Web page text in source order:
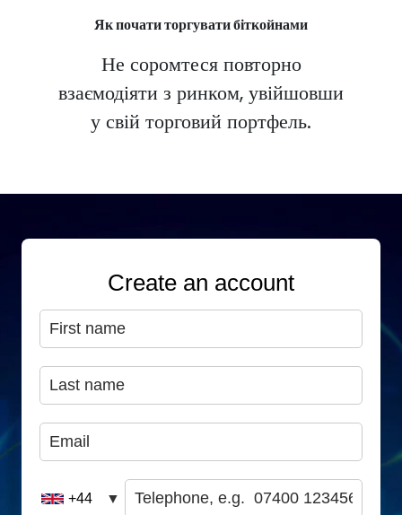
Як почати торгувати біткойнами
Не соромтеся повторно
взаємодіяти з ринком, увійшовши
у свій торговий портфель.